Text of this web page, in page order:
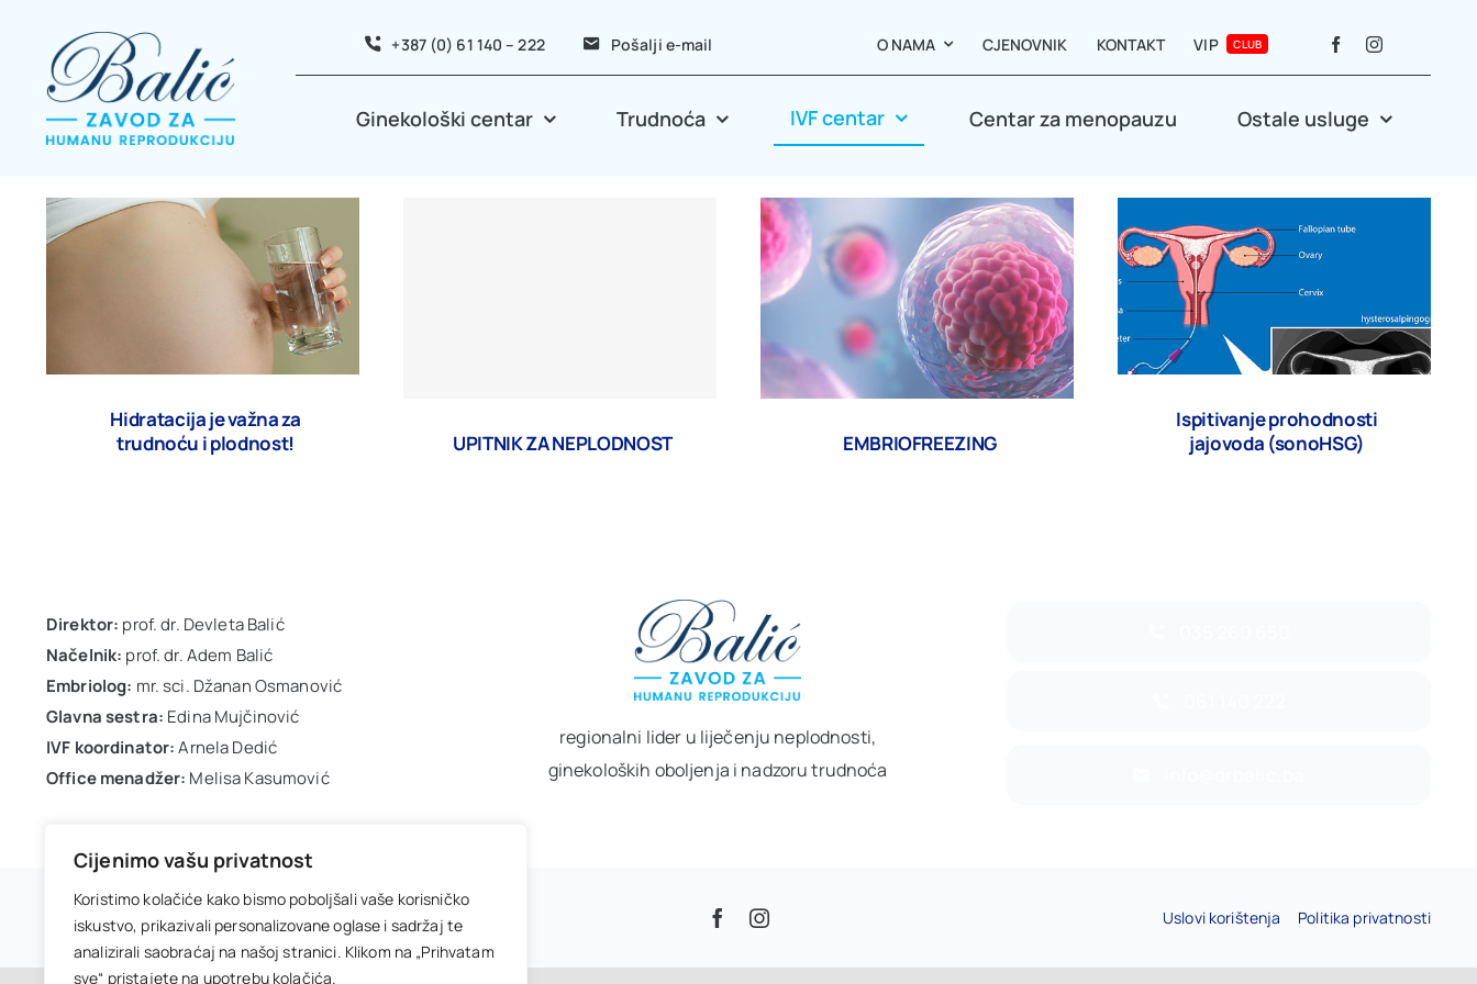
Cijenimo vašu privatnost
Koristimo kolačiće kako bismo poboljšali vaše korisničko
iskustvo, prikazivali personalizovane oglase i sadržaj te
analizirali saobraćaj na našoj stranici. Klikom na „Prihvatam
sve“ pristajete na upotrebu kolačića.
content
+387 (0) 61 140 – 222 Pošalji e-mail O NAMA CJENOVNIK KONTAKT VIP CLUB
Ginekološki centar Trudnoća IVF centar Centar za menopauzu Ostale usluge
Hidratacija je važna za
trudnoću i plodnost!
UPITNIK ZA NEPLODNOST EMBRIOFREEZING
Ispitivanje prohodnosti
jajovoda (sonoHSG)
Direktor: prof. dr. Devleta Balić
Načelnik: prof. dr. Adem Balić
Embriolog: mr. sci. Džanan Osmanović
Glavna sestra: Edina Mujčinović
IVF koordinator:Arnela Dedić
Office menadžer: Melisa Kasumović
regionalni lider u liječenju neplodnosti,
ginekoloških oboljenja i nadzoru trudnoća
© 2026 • IVF Centar Balić • Powered by wizionar Uslovi korištenja Politika privatnosti